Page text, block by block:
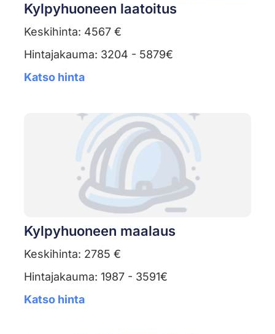
Kylpyhuoneen laatoitus
Keskihinta: 4567 €
Hintajakauma: 3204 - 5879€
Katso hinta
Kylpyhuoneen maalaus
Keskihinta: 2785 €
Hintajakauma: 1987 - 3591€
Katso hinta